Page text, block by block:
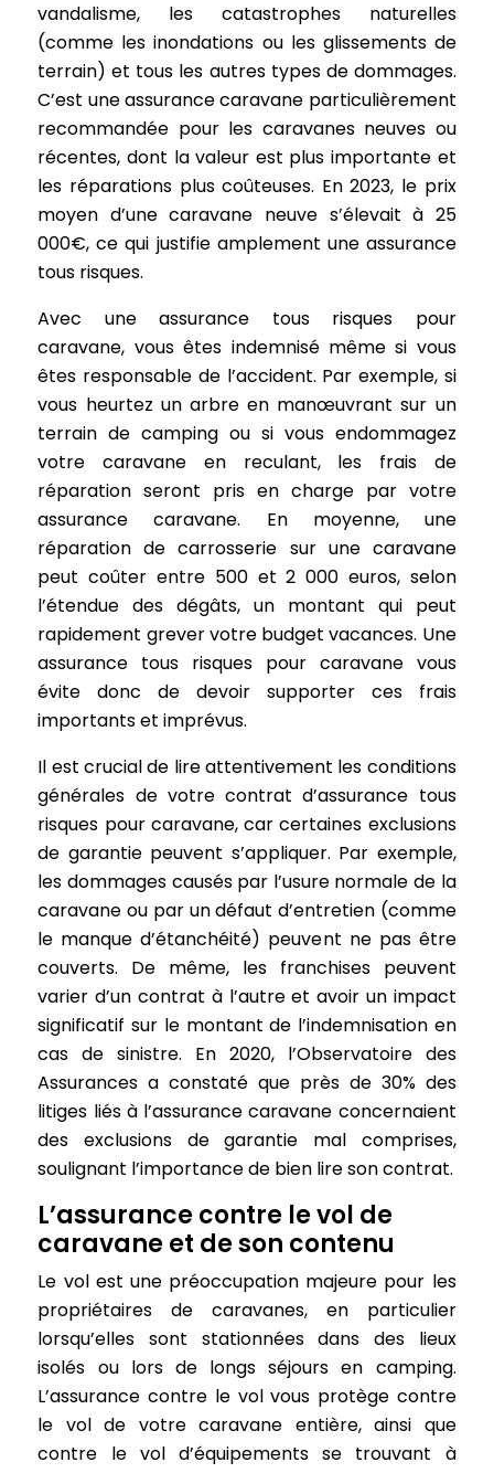
vandalisme, les catastrophes naturelles
(comme les inondations ou les glissements de
terrain) et tous les autres types de dommages.
C’est une assurance caravane particulièrement
recommandée pour les caravanes neuves ou
récentes, dont la valeur est plus importante et
les réparations plus coûteuses. En 2023, le prix
moyen d’une caravane neuve s’élevait à 25
000€, ce qui justifie amplement une assurance
tous risques.
Avec une assurance tous risques pour
caravane, vous êtes indemnisé même si vous
êtes responsable de l’accident. Par exemple, si
vous heurtez un arbre en manœuvrant sur un
terrain de camping ou si vous endommagez
votre caravane en reculant, les frais de
réparation seront pris en charge par votre
assurance caravane. En moyenne, une
réparation de carrosserie sur une caravane
peut coûter entre 500 et 2 000 euros, selon
l’étendue des dégâts, un montant qui peut
rapidement grever votre budget vacances. Une
assurance tous risques pour caravane vous
évite donc de devoir supporter ces frais
importants et imprévus.
Il est crucial de lire attentivement les conditions
générales de votre contrat d’assurance tous
risques pour caravane, car certaines exclusions
de garantie peuvent s’appliquer. Par exemple,
les dommages causés par l’usure normale de la
caravane ou par un défaut d’entretien (comme
le manque d’étanchéité) peuvent ne pas être
couverts. De même, les franchises peuvent
varier d’un contrat à l’autre et avoir un impact
significatif sur le montant de l’indemnisation en
cas de sinistre. En 2020, l’Observatoire des
Assurances a constaté que près de 30% des
litiges liés à l’assurance caravane concernaient
des exclusions de garantie mal comprises,
soulignant l’importance de bien lire son contrat.
L’assurance contre le vol de
caravane et de son contenu
Le vol est une préoccupation majeure pour les
propriétaires de caravanes, en particulier
lorsqu’elles sont stationnées dans des lieux
isolés ou lors de longs séjours en camping.
L’assurance contre le vol vous protège contre
le vol de votre caravane entière, ainsi que
contre le vol d’équipements se trouvant à